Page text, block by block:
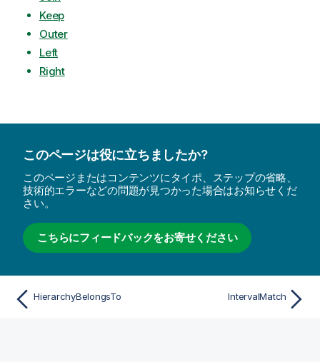
Keep
Outer
Left
Right
このページは役に立ちましたか?
このページまたはコンテンツにタイポ、ステップの省略、
技術的エラーなどの問題が見つかった場合はお知らせくだ
さい。
こちらにフィードバックをお寄せください
HierarchyBelongsTo IntervalMatch